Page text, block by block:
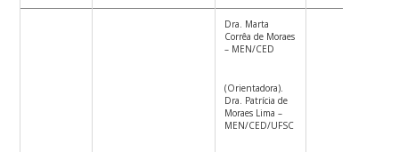
Dra. Marta
Corrêa de Moraes
– MEN/CED
(Orientadora).
Dra. Patrícia de
Moraes Lima –
MEN/CED/UFSC